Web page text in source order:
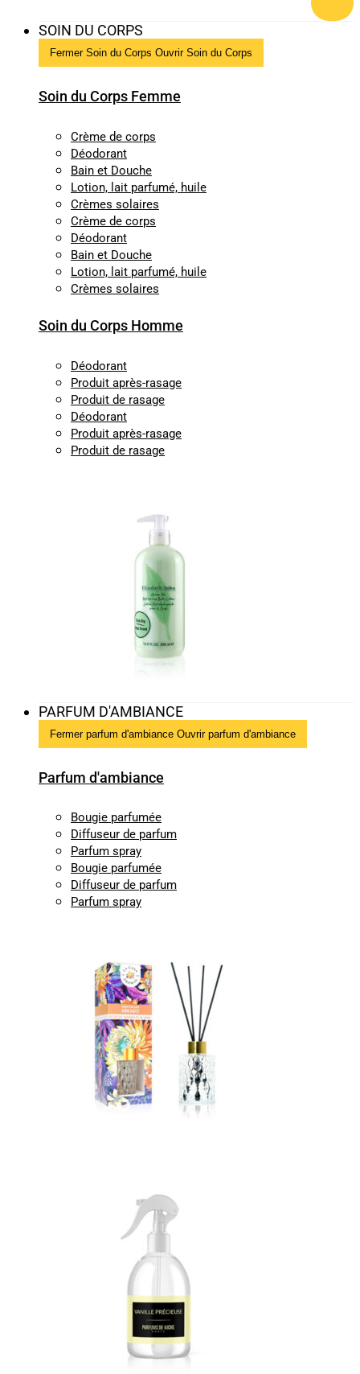
SOIN DU CORPS
Fermer Soin du Corps Ouvrir Soin du Corps
Soin du Corps Femme
Crème de corps
Déodorant
Bain et Douche
Lotion, lait parfumé, huile
Crèmes solaires
Crème de corps
Déodorant
Bain et Douche
Lotion, lait parfumé, huile
Crèmes solaires
Soin du Corps Homme
Déodorant
Produit après-rasage
Produit de rasage
Déodorant
Produit après-rasage
Produit de rasage
PARFUM D'AMBIANCE
Fermer parfum d'ambiance Ouvrir parfum d'ambiance
Parfum d'ambiance
Bougie parfumée
Diffuseur de parfum
Parfum spray
Bougie parfumée
Diffuseur de parfum
Parfum spray